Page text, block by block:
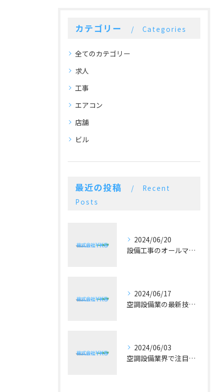
カテゴリー Categories
全てのカテゴリー
求人
工事
エアコン
店舗
ビル
最近の投稿
Recent
Posts
2024/06/20
設備工事のオールマイティー！施工実績豊富な空調設備業
2024/06/17
空調設備業の最新技術と予算に合った提案が好評！
2024/06/03
空調設備業界で注目！冷暖房の最新トレンドとは？